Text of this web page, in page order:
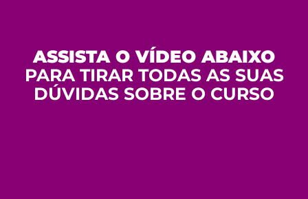
ASSISTA O VÍDEO ABAIXO
PARA TIRAR TODAS AS SUAS
DÚVIDAS SOBRE O CURSO